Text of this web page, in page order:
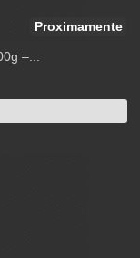
Proximamente
–...